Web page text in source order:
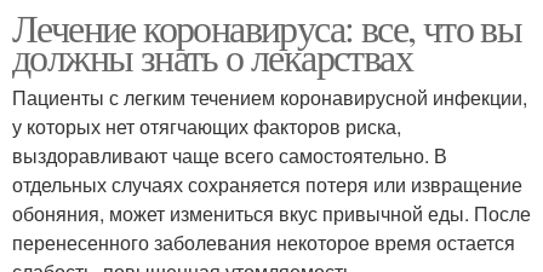
Лечение коронавируса: все, что вы
должны знать о лекарствах
Пациенты с легким течением коронавирусной инфекции,
у которых нет отягчающих факторов риска,
выздоравливают чаще всего самостоятельно. В
отдельных случаях сохраняется потеря или извращение
обоняния, может измениться вкус привычной еды. После
перенесенного заболевания некоторое время остается